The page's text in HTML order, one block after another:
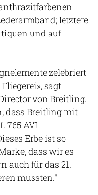
letztere
und auf
zelebriert
sagt
von Breitling.
dass Breitling mit
765 AVI
Erbe ist so
dass wir es
auch für das 21.
mussten."